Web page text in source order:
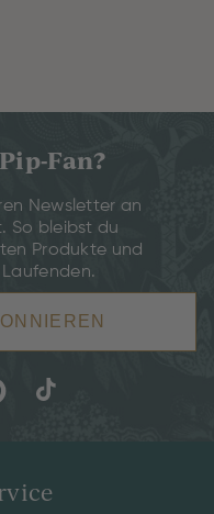
Fan?
Newsletter an
So bleibst du
Produkte und